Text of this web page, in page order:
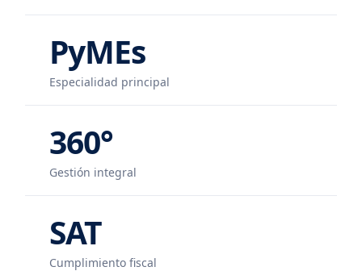
PyMEs
Especialidad principal
360°
Gestión integral
SAT
Cumplimiento fiscal